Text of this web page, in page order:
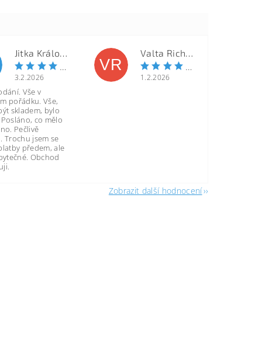
Jitka Královcová
3.2.2026
Vše v
pořádku. Vše,
skladem, bylo
co mělo
Pečlivě
Trochu jsem se
předem, ale
Obchod
VR
Valta Richard
1.2.2026
Zobrazit další hodnocení